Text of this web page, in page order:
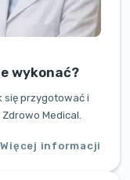
wykonać?
się przygotować i
Medical.
Więcej informacji